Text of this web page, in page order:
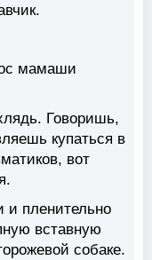
мамаши
Говоришь,
купаться в
вот
пленительно
вставную
собаке.